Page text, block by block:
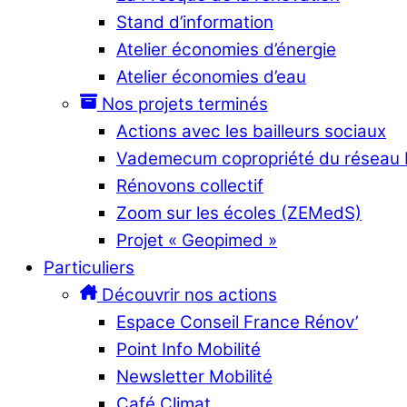
Stand d’information
Atelier économies d’énergie
Atelier économies d’eau
Nos projets terminés
Actions avec les bailleurs sociaux
Vademecum copropriété du réseau
Rénovons collectif
Zoom sur les écoles (ZEMedS)
Projet « Geopimed »
Particuliers
Découvrir nos actions
Espace Conseil France Rénov’
Point Info Mobilité
Newsletter Mobilité